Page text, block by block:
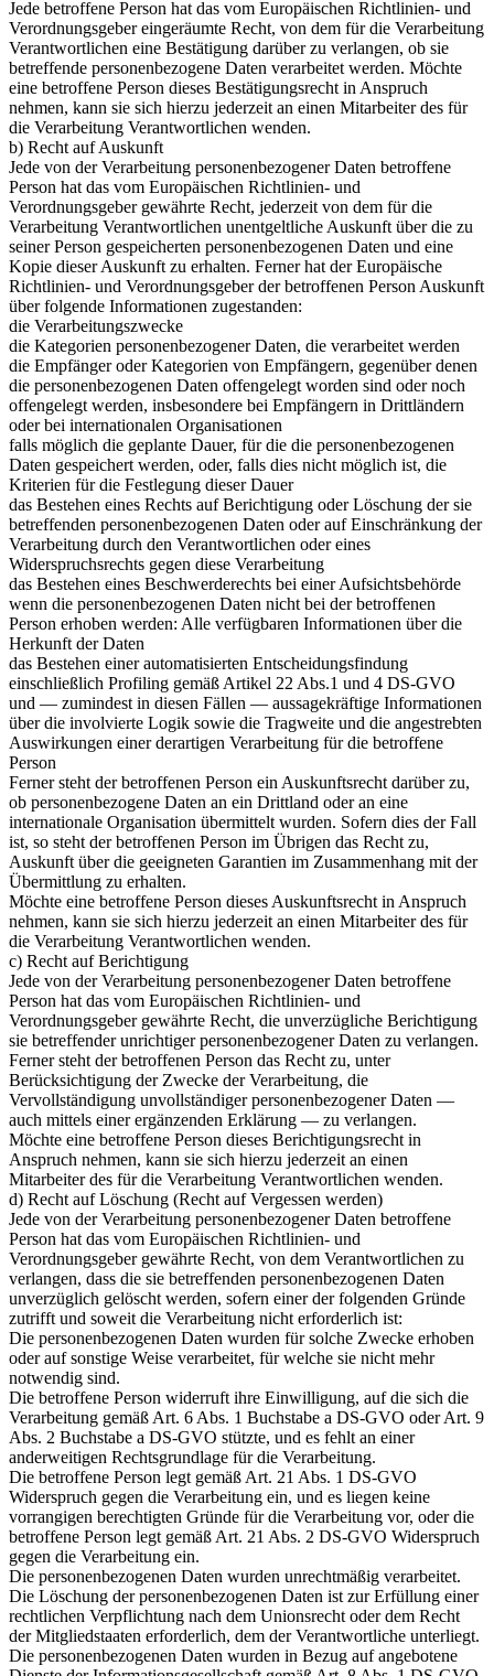
Jede betroffene Person hat das vom Europäischen Richtlinien- und
Verordnungsgeber eingeräumte Recht, von dem für die Verarbeitung
Verantwortlichen eine Bestätigung darüber zu verlangen, ob sie
betreffende personenbezogene Daten verarbeitet werden. Möchte
eine betroffene Person dieses Bestätigungsrecht in Anspruch
nehmen, kann sie sich hierzu jederzeit an einen Mitarbeiter des für
die Verarbeitung Verantwortlichen wenden.
b) Recht auf Auskunft
Jede von der Verarbeitung personenbezogener Daten betroffene
Person hat das vom Europäischen Richtlinien- und
Verordnungsgeber gewährte Recht, jederzeit von dem für die
Verarbeitung Verantwortlichen unentgeltliche Auskunft über die zu
seiner Person gespeicherten personenbezogenen Daten und eine
Kopie dieser Auskunft zu erhalten. Ferner hat der Europäische
Richtlinien- und Verordnungsgeber der betroffenen Person Auskunft
über folgende Informationen zugestanden:
die Verarbeitungszwecke
die Kategorien personenbezogener Daten, die verarbeitet werden
die Empfänger oder Kategorien von Empfängern, gegenüber denen
die personenbezogenen Daten offengelegt worden sind oder noch
offengelegt werden, insbesondere bei Empfängern in Drittländern
oder bei internationalen Organisationen
falls möglich die geplante Dauer, für die die personenbezogenen
Daten gespeichert werden, oder, falls dies nicht möglich ist, die
Kriterien für die Festlegung dieser Dauer
das Bestehen eines Rechts auf Berichtigung oder Löschung der sie
betreffenden personenbezogenen Daten oder auf Einschränkung der
Verarbeitung durch den Verantwortlichen oder eines
Widerspruchsrechts gegen diese Verarbeitung
das Bestehen eines Beschwerderechts bei einer Aufsichtsbehörde
wenn die personenbezogenen Daten nicht bei der betroffenen
Person erhoben werden: Alle verfügbaren Informationen über die
Herkunft der Daten
das Bestehen einer automatisierten Entscheidungsfindung
einschließlich Profiling gemäß Artikel 22 Abs.1 und 4 DS-GVO
und — zumindest in diesen Fällen — aussagekräftige Informationen
über die involvierte Logik sowie die Tragweite und die angestrebten
Auswirkungen einer derartigen Verarbeitung für die betroffene
Person
Ferner steht der betroffenen Person ein Auskunftsrecht darüber zu,
ob personenbezogene Daten an ein Drittland oder an eine
internationale Organisation übermittelt wurden. Sofern dies der Fall
ist, so steht der betroffenen Person im Übrigen das Recht zu,
Auskunft über die geeigneten Garantien im Zusammenhang mit der
Übermittlung zu erhalten.
Möchte eine betroffene Person dieses Auskunftsrecht in Anspruch
nehmen, kann sie sich hierzu jederzeit an einen Mitarbeiter des für
die Verarbeitung Verantwortlichen wenden.
c) Recht auf Berichtigung
Jede von der Verarbeitung personenbezogener Daten betroffene
Person hat das vom Europäischen Richtlinien- und
Verordnungsgeber gewährte Recht, die unverzügliche Berichtigung
sie betreffender unrichtiger personenbezogener Daten zu verlangen.
Ferner steht der betroffenen Person das Recht zu, unter
Berücksichtigung der Zwecke der Verarbeitung, die
Vervollständigung unvollständiger personenbezogener Daten —
auch mittels einer ergänzenden Erklärung — zu verlangen.
Möchte eine betroffene Person dieses Berichtigungsrecht in
Anspruch nehmen, kann sie sich hierzu jederzeit an einen
Mitarbeiter des für die Verarbeitung Verantwortlichen wenden.
d) Recht auf Löschung (Recht auf Vergessen werden)
Jede von der Verarbeitung personenbezogener Daten betroffene
Person hat das vom Europäischen Richtlinien- und
Verordnungsgeber gewährte Recht, von dem Verantwortlichen zu
verlangen, dass die sie betreffenden personenbezogenen Daten
unverzüglich gelöscht werden, sofern einer der folgenden Gründe
zutrifft und soweit die Verarbeitung nicht erforderlich ist:
Die personenbezogenen Daten wurden für solche Zwecke erhoben
oder auf sonstige Weise verarbeitet, für welche sie nicht mehr
notwendig sind.
Die betroffene Person widerruft ihre Einwilligung, auf die sich die
Verarbeitung gemäß Art. 6 Abs. 1 Buchstabe a DS-GVO oder Art. 9
Abs. 2 Buchstabe a DS-GVO stützte, und es fehlt an einer
anderweitigen Rechtsgrundlage für die Verarbeitung.
Die betroffene Person legt gemäß Art. 21 Abs. 1 DS-GVO
Widerspruch gegen die Verarbeitung ein, und es liegen keine
vorrangigen berechtigten Gründe für die Verarbeitung vor, oder die
betroffene Person legt gemäß Art. 21 Abs. 2 DS-GVO Widerspruch
gegen die Verarbeitung ein.
Die personenbezogenen Daten wurden unrechtmäßig verarbeitet.
Die Löschung der personenbezogenen Daten ist zur Erfüllung einer
rechtlichen Verpflichtung nach dem Unionsrecht oder dem Recht
der Mitgliedstaaten erforderlich, dem der Verantwortliche unterliegt.
Die personenbezogenen Daten wurden in Bezug auf angebotene